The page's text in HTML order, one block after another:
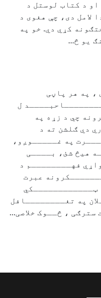
د کتاب لوستل د
لامل دی، چې هغوی د
کړي دي. خو په
یو څ...
، په هر پاڼی
ل
چي د زړه په
دي ګلشن ته د
په غـــــوږو،
هیڅ شئ، بــــی
فهــــــــم د
عبرت
ټــــــــــــکي
په تغــــــــافل
، څــوک خلاصی...